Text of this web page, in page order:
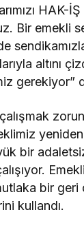
HAK-
Bir emekli
altını
gerekiyor”
bir
bir
kullandı.